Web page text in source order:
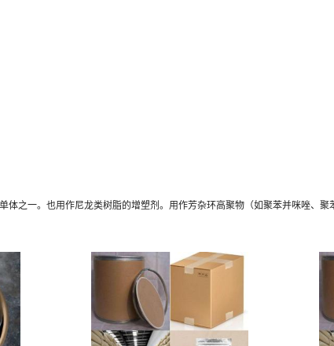
体之一。也用作尼龙类树脂的增塑剂。用作芳杂环高聚物（如聚苯并咪唑、